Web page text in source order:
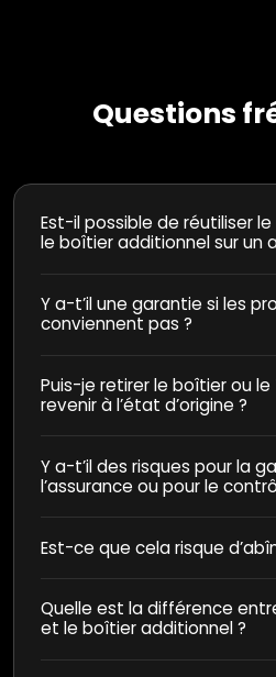
Questions
Est-il possible de réutiliser
le boîtier additionnel sur un
Y a-t’il une garantie si les
conviennent pas ?
Puis-je retirer le boîtier ou le
revenir à l’état d’origine ?
Y a-t’il des risques pour la
l’assurance ou pour le
Est-ce que cela risque
Quelle est la différence
et le boîtier additionnel ?